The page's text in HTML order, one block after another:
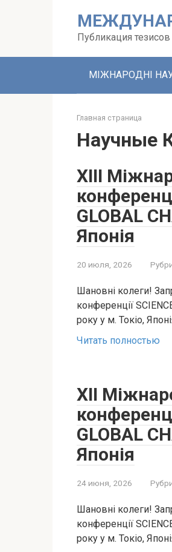
Публикация
МІЖНАРОДНІ
Главная страница
Научные
XIII
GLOBAL
Японія
20 июля, 2026
Шановні колеги!
конференції
року у м. Токіо,
Читать полностью
XII
GLOBAL
Японія
24 июня, 2026
Шановні колеги!
конференції
року у м. Токіо,